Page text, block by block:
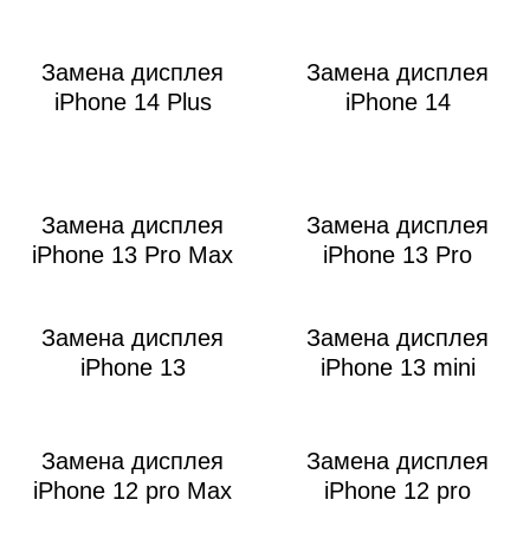
Замена дисплея
iPhone 14 Plus
Замена дисплея
iPhone 14
Замена дисплея
iPhone 13 Pro Max
Замена дисплея
iPhone 13 Pro
Замена дисплея
iPhone 13
Замена дисплея
iPhone 13 mini
Замена дисплея
iPhone 12 pro Max
Замена дисплея
iPhone 12 pro